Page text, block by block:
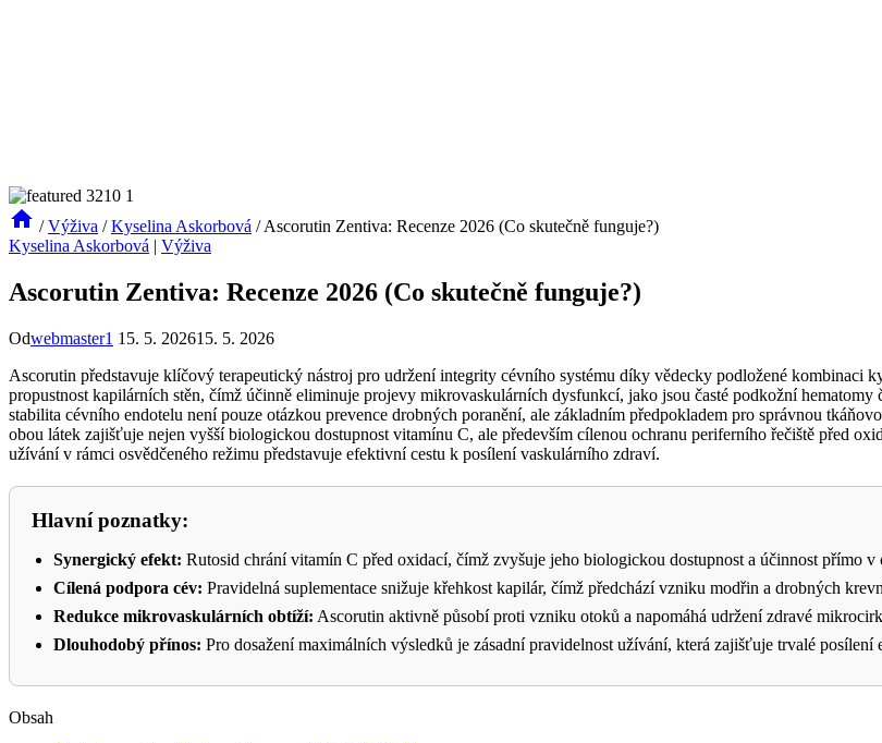
/ Výživa / Kyselina Askorbová / Ascorutin Zentiva: Recenze 2026 (Co skutečně funguje?)
Kyselina Askorbová | Výživa
Ascorutin Zentiva: Recenze 2026 (Co skutečně funguje?)
Odwebmaster1 15. 5. 202615. 5. 2026
Ascorutin představuje klíčový terapeutický nástroj pro udržení integrity cévního systému díky vědecky podložené kombinaci
propustnost kapilárních stěn, čímž účinně eliminuje projevy mikrovaskulárních dysfunkcí, jako jsou časté podkožní
stabilita cévního endotelu není pouze otázkou prevence drobných poranění, ale základním předpokladem pro správnou
obou látek zajišťuje nejen vyšší biologickou dostupnost vitamínu C, ale především cílenou ochranu periferního řečiště před
užívání v rámci osvědčeného režimu představuje efektivní cestu k posílení vaskulárního zdraví.
Hlavní poznatky:
Synergický efekt: Rutosid chrání vitamín C před oxidací, čímž zvyšuje jeho biologickou dostupnost a účinnost přímo v
Cílená podpora cév: Pravidelná suplementace snižuje křehkost kapilár, čímž předchází vzniku modřin a drobných
Redukce mikrovaskulárních obtíží: Ascorutin aktivně působí proti vzniku otoků a napomáhá udržení zdravé
Dlouhodobý přínos: Pro dosažení maximálních výsledků je zásadní pravidelnost užívání, která zajišťuje trvalé posílení
Obsah